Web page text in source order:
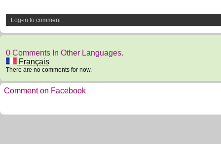
Log-in to comment
0 Comments In Other Languages.
Français
There are no comments for now.
Comment on Facebook